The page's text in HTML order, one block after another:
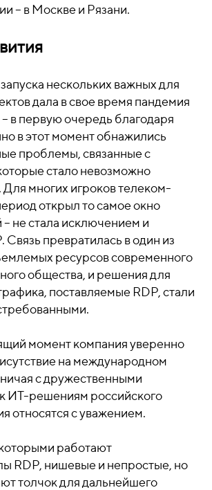
– в Москве и Рязани.
нескольких важных для
дала в свое время пандемия
в первую очередь благодаря
в этот момент обнажились
проблемы, связанные с
стало невозможно
Для многих игроков телеком-
открыл то самое окно
не стала исключением и
Связь превратилась в один из
ресурсов современного
общества, и решения для
поставляемые RDP, стали
момент компания уверенно
на международном
с дружественными
ИТ-решениям российского
относятся с уважением.
работают
RDP, нишевые и непростые, но
толчок для дальнейшего